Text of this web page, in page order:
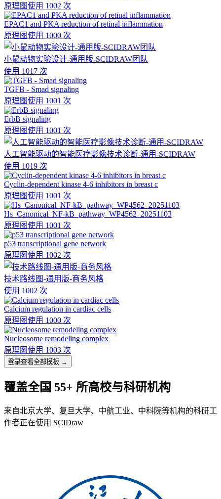
原理图使用 1002 次
EPAC1 and PKA reduction of retinal inflammation
原理图使用 1000 次
小鼠动物实验设计-通用版-SCIDRAW团队
使用 1017 次
TGFB - Smad signaling
原理图使用 1001 次
ErbB signaling
原理图使用 1001 次
人工智能驱动的智能医疗影像技术诊断-通用-SCIDRAW
使用 1019 次
Cyclin-dependent kinase 4-6 inhibitors in breast c
原理图使用 1001 次
Hs_Canonical_NF-kB_pathway_WP4562_20251103
原理图使用 1001 次
p53 transcriptional gene network
原理图使用 1002 次
技术路线图-通用版-商务风格
使用 1002 次
Calcium regulation in cardiac cells
原理图使用 1000 次
Nucleosome remodeling complex
原理图使用 1003 次
登录查看全部模板 →
覆盖全国 55+ 所高校与科研机构
来自北京大学、复旦大学、中航工业、中科院等机构的科研工
作者正在使用 SCIDraw